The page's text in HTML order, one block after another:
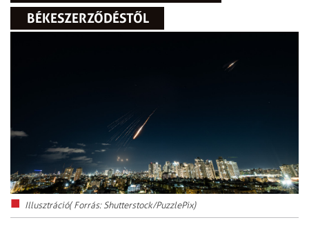
BÉKESZERZŐDÉSTŐL
Illusztráció( Forrás: Shutterstock/PuzzlePix)